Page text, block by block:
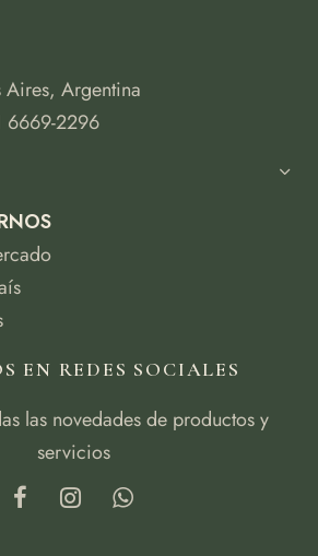
Aires, Argentina
6669-2296
EN REDES SOCIALES
las novedades de productos y
servicios